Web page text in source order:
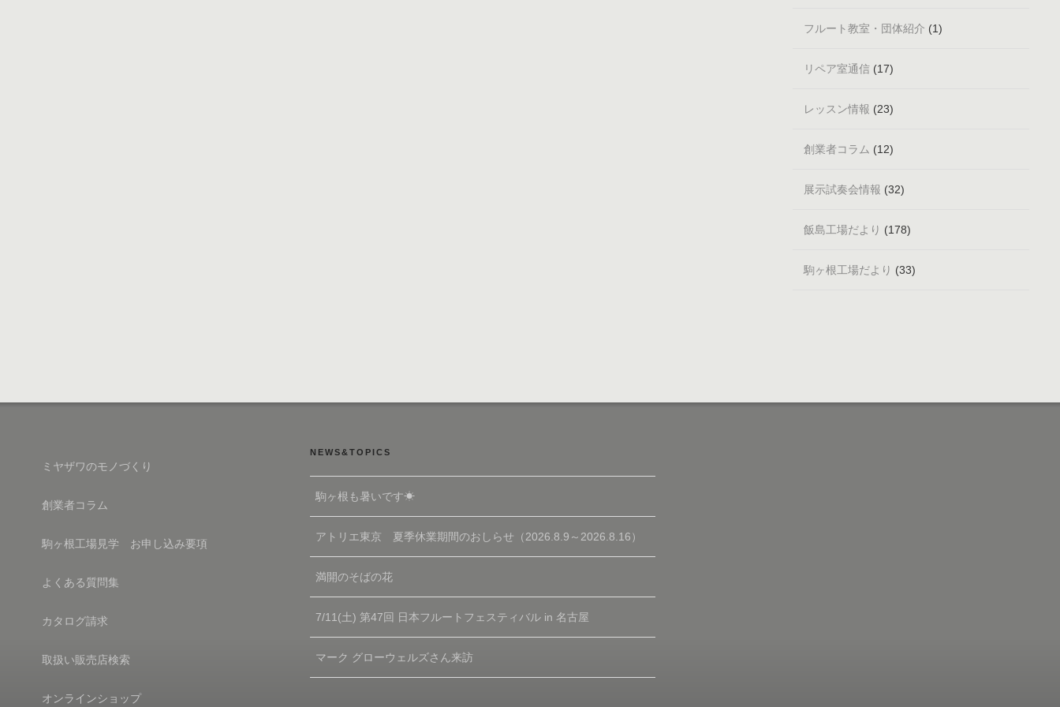
フルート教室・団体紹介 (1)
リペア室通信(17)
レッスン情報 (23)
創業者コラム (12)
展示試奏会情報 (32)
飯島工場だより (178)
駒ヶ根工場だより (33)
ミヤザワのモノづくり
創業者コラム
駒ヶ根工場見学 お申し込み要項
よくある質問集
カタログ請求
取扱い販売店検索
オンラインショップ
NEWS&TOPICS
駒ヶ根も暑いです☀
アトリエ東京 夏季休業期間のおしらせ（2026.8.9～2026.8.16）
満開のそばの花
7/11(土) 第47回 日本フルートフェスティバル in 名古屋
マーク グローウェルズさん来訪